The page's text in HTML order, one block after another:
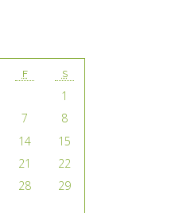
F S
1
7
8
14
15
21
22
28
29